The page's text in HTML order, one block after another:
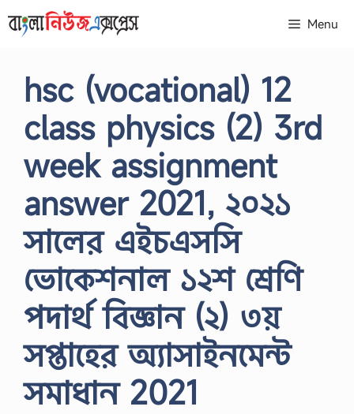
to
Menu
hsc (vocational) 12
class physics (2) 3rd
week assignment
answer 2021, ২০২১
সালের এইচএসসি
ভোকেশনাল ১২শ শ্রেণি
পদার্থ বিজ্ঞান (২) ৩য়
সপ্তাহের অ্যাসাইনমেন্ট
সমাধান 2021